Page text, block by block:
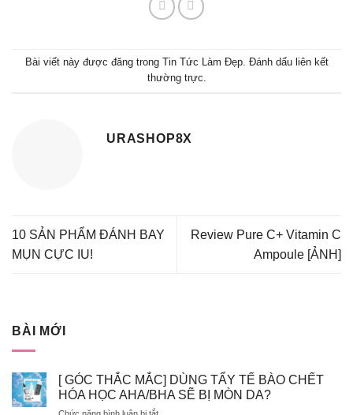
Bài viết này được đăng trong Tin Tức Làm Đẹp. Đánh dấu liên kết
thường trực.
URASHOP8X
10 SẢN PHẨM ĐÁNH BAY
MỤN CỰC IU!
Review Pure C+ Vitamin C
Ampoule [ẢNH]
BÀI MỚI
[ GÓC THẮC MẮC] DÙNG TẨY TẾ BÀO CHẾT
HÓA HỌC AHA/BHA SẼ BỊ MÒN DA?
ở